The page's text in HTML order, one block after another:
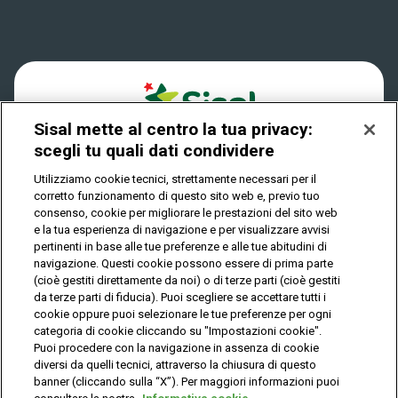
Play Your Date
Privacy
IL GIOCO È VIETATO AI MINORI E PUÒ CAUSARE
DIPENDENZA PATOLOGICA
© Copyright Sisal Italia S.p.A. - P.I. 02433760135
Privacy Cookies
Mappa
del
sito
Sisal mette al centro la tua privacy:
scegli tu quali dati condividere
Utilizziamo cookie tecnici, strettamente necessari per il
corretto funzionamento di questo sito web e, previo tuo
consenso, cookie per migliorare le prestazioni del sito web
e la tua esperienza di navigazione e per visualizzare avvisi
pertinenti in base alle tue preferenze e alle tue abitudini di
navigazione. Questi cookie possono essere di prima parte
(cioè gestiti direttamente da noi) o di terze parti (cioè gestiti
da terze parti di fiducia). Puoi scegliere se accettare tutti i
cookie oppure puoi selezionare le tue preferenze per ogni
categoria di cookie cliccando su "Impostazioni cookie".
Puoi procedere con la navigazione in assenza di cookie
diversi da quelli tecnici, attraverso la chiusura di questo
banner (cliccando sulla “X”). Per maggiori informazioni puoi